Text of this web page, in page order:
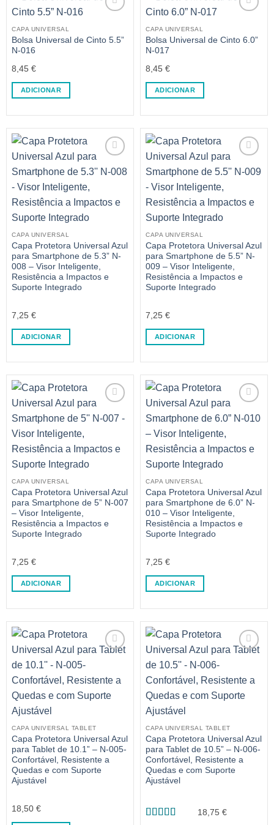
CAPA UNIVERSAL
Bolsa Universal de Cinto 5.5”
N-016
8,45 €
ADICIONAR
CAPA UNIVERSAL
Bolsa Universal de Cinto 6.0”
N-017
8,45 €
ADICIONAR
CAPA UNIVERSAL
Capa Protetora Universal Azul
para Smartphone de 5.3” N-
008 – Visor Inteligente,
Resistência a Impactos e
Suporte Integrado
7,25 €
ADICIONAR
CAPA UNIVERSAL
Capa Protetora Universal Azul
para Smartphone de 5.5” N-
009 – Visor Inteligente,
Resistência a Impactos e
Suporte Integrado
7,25 €
ADICIONAR
CAPA UNIVERSAL
Capa Protetora Universal Azul
para Smartphone de 5” N-007
– Visor Inteligente,
Resistência a Impactos e
Suporte Integrado
7,25 €
ADICIONAR
CAPA UNIVERSAL
Capa Protetora Universal Azul
para Smartphone de 6.0” N-
010 – Visor Inteligente,
Resistência a Impactos e
Suporte Integrado
7,25 €
ADICIONAR
CAPA UNIVERSAL TABLET
Capa Protetora Universal Azul
para Tablet de 10.1” – N-005-
Confortável, Resistente a
Quedas e com Suporte
Ajustável
18,50 €
CAPA UNIVERSAL TABLET
Capa Protetora Universal Azul
para Tablet de 10.5” – N-006-
Confortável, Resistente a
Quedas e com Suporte
Ajustável
18,75 €